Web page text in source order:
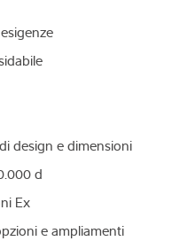
design e dimensioni
d
Ex
e ampliamenti